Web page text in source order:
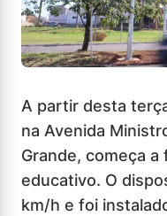
A partir desta
na Avenida
Grande, começa
educativo. O
km/h e foi